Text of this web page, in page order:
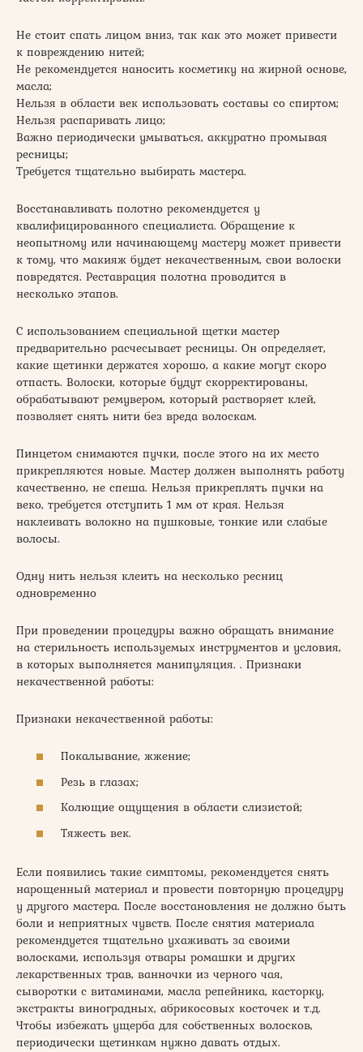
Не стоит спать лицом вниз, так как это может привести
к повреждению нитей;
Не рекомендуется наносить косметику на жирной основе,
масла;
Нельзя в области век использовать составы со спиртом;
Нельзя распаривать лицо;
Важно периодически умываться, аккуратно промывая
ресницы;
Требуется тщательно выбирать мастера.
Восстанавливать полотно рекомендуется у
квалифицированного специалиста. Обращение к
неопытному или начинающему мастеру может привести
к тому, что макияж будет некачественным, свои волоски
повредятся. Реставрация полотна проводится в
несколько этапов.
С использованием специальной щетки мастер
предварительно расчесывает ресницы. Он определяет,
какие щетинки держатся хорошо, а какие могут скоро
отпасть. Волоски, которые будут скорректированы,
обрабатывают ремувером, который растворяет клей,
позволяет снять нити без вреда волоскам.
Пинцетом снимаются пучки, после этого на их место
прикрепляются новые. Мастер должен выполнять работу
качественно, не спеша. Нельзя прикреплять пучки на
веко, требуется отступить 1 мм от края. Нельзя
наклеивать волокно на пушковые, тонкие или слабые
волосы.
Одну нить нельзя клеить на несколько ресниц
одновременно
При проведении процедуры важно обращать внимание
на стерильность используемых инструментов и условия,
в которых выполняется манипуляция. . Признаки
некачественной работы:
Признаки некачественной работы:
Покалывание, жжение;
Резь в глазах;
Колющие ощущения в области слизистой;
Тяжесть век.
Если появились такие симптомы, рекомендуется снять
нарощенный материал и провести повторную процедуру
у другого мастера. После восстановления не должно быть
боли и неприятных чувств. После снятия материала
рекомендуется тщательно ухаживать за своими
волосками, используя отвары ромашки и других
лекарственных трав, ванночки из черного чая,
сыворотки с витаминами, масла репейника, касторку,
экстракты виноградных, абрикосовых косточек и т.д.
Чтобы избежать ущерба для собственных волосков,
периодически щетинкам нужно давать отдых.